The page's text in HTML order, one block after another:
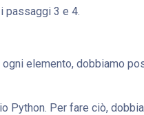
passaggi 3 e 4.
elemento, dobbiamo
Python. Per fare ciò,